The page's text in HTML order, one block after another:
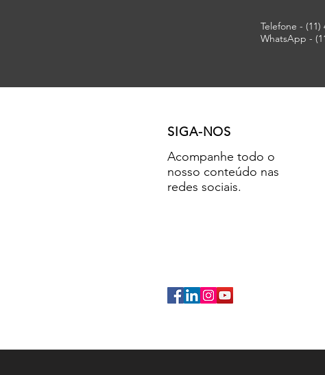
Telefone - (11)
WhatsApp -
SIGA-NOS
Acompanhe todo o
nosso conteúdo nas
redes sociais.